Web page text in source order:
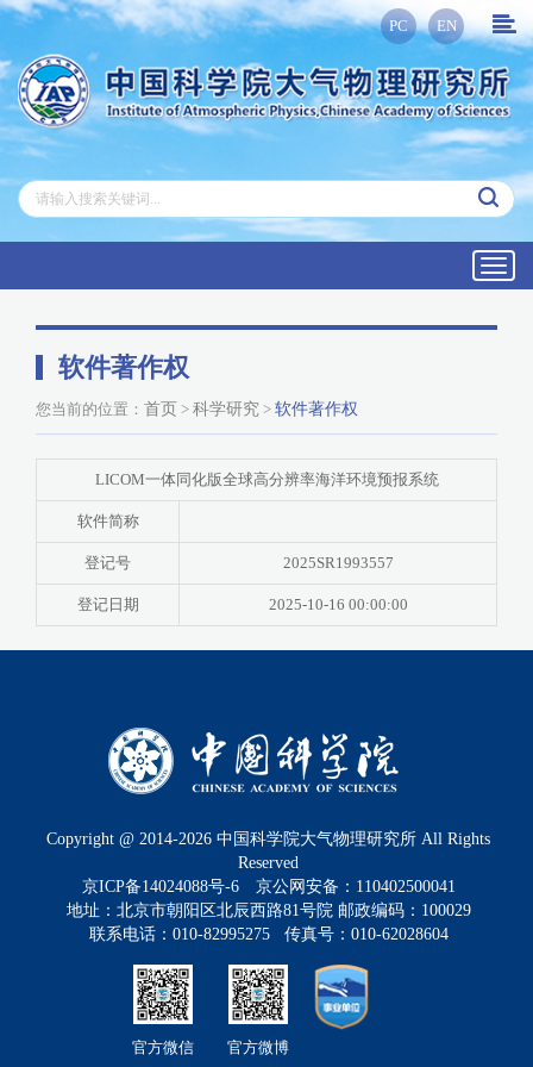
PC EN
软件著作权
您当前的位置： 首页 > 科学研究 > 软件著作权
LICOM一体同化版全球高分辨率海洋环境预报系统
软件简称
登记号 2025SR1993557
登记日期 2025-10-16 00:00:00
Copyright @ 2014-2026 中国科学院大气物理研究所 All Rights
Reserved
京ICP备14024088号-6
京公网安备：110402500041
地址：北京市朝阳区北辰西路81号院 邮政编码：100029
联系电话：010-82995275 传真号：010-62028604
官方微信 官方微博